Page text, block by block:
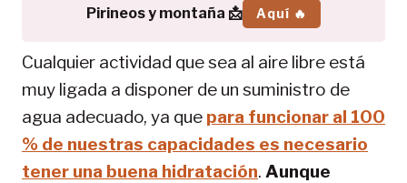
Pirineos y montaña 📩 Aquí 🔥
Cualquier actividad que sea al aire libre está
muy ligada a disponer de un suministro de
agua adecuado, ya que para funcionar al 100
% de nuestras capacidades es necesario
tener una buena hidratación. Aunque